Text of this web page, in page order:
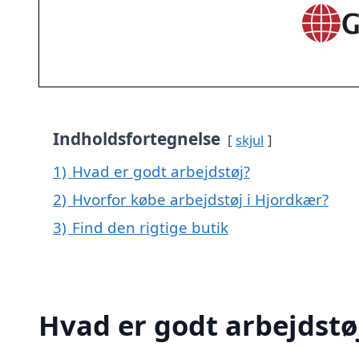
Indholdsfortegnelse skjul
1) Hvad er godt arbejdstøj?
2) Hvorfor købe arbejdstøj i Hjordkær?
3) Find den rigtige butik
Hvad er godt